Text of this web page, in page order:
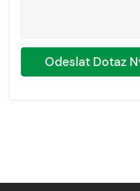
Odeslat Dotaz